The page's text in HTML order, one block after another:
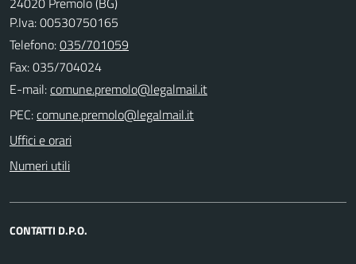
P.Iva: 00530750165
Telefono:035/701059
Fax: 035/704024
E-mail:
PEC:
Uffici e orari
Numeri utili
CONTATTI D.P.O.